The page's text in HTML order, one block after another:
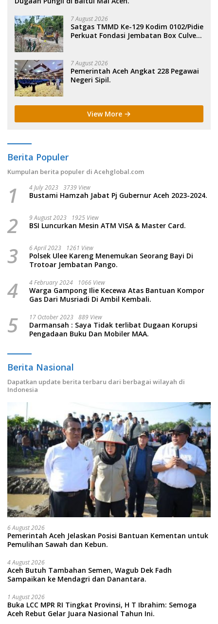
7 August 2026
Satgas TMMD Ke-129 Kodim 0102/Pidie
Perkuat Fondasi Jembatan Box Culvert
7 August 2026
Pemerintah Aceh Angkat 228 Pegawai
Negeri Sipil.
View More
Berita Populer
Kumpulan berita populer di Acehglobal.com
1 4 July 2023 3739 View
Bustami Hamzah Jabat Pj Gubernur Aceh 2023-2024.
2 9 August 2023 1925 View
BSI Luncurkan Mesin ATM VISA & Master Card.
3 6 April 2023 1261 View
Polsek Ulee Kareng Menemukan Seorang Bayi Di
Trotoar Jembatan Pango.
4 4 February 2024 1066 View
Warga Gampong Ilie Kecewa Atas Bantuan Kompor
Gas Dari Musriadi Di Ambil Kembali.
5 17 October 2023 889 View
Darmansah : Saya Tidak terlibat Dugaan Korupsi
Pengadaan Buku Dan Mobiler MAA.
Berita Nasional
Dapatkan update berita terbaru dari berbagai wilayah di
Indonesia
6 August 2026
Pemerintah Aceh Jelaskan Posisi Bantuan Kementan untuk
Pemulihan Sawah dan Kebun.
4 August 2026
Aceh Butuh Tambahan Semen, Wagub Dek Fadh
Sampaikan ke Mendagri dan Danantara.
1 August 2026
Buka LCC MPR RI Tingkat Provinsi, H T Ibrahim: Semoga
Aceh Rebut Gelar Juara Nasional Tahun Ini.